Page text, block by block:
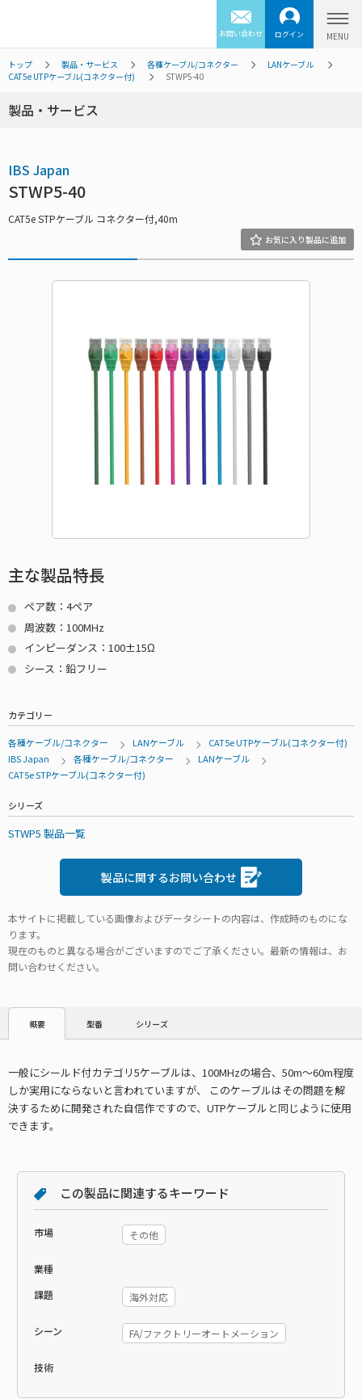
お問い合わせ ログイン
トップ 製品・サービス 各種ケーブル/コネクター
LANケーブル
CAT5e UTPケーブル(コネクター付)
STWP5-40
製品・サービス
IBS Japan
STWP5-40
CAT5e STPケーブル コネクター付,40m
主な製品特長
ペア数：4ペア
周波数：100MHz
インピーダンス：100±15Ω
シース：鉛フリー
カテゴリー
各種ケーブル/コネクター LANケーブル
CAT5e UTPケーブル(コネクター付)
IBS Japan
各種ケーブル/コネクター
LANケーブル
CAT5e STPケーブル(コネクター付)
シリーズ
STWP5 製品一覧
製品に関するお問い合わせ
本サイトに掲載している画像およびデータシートの内容は、作成時のものにな
ります。
現在のものと異なる場合がございますのでご了承ください。最新の情報は、お
問い合わせください。
概要 型番 シリーズ
一般にシールド付カテゴリ5ケーブルは、100MHzの場合、50m～60m程度
しか実用にならないと言われていますが、 このケーブルはその問題を解
決するために開発された自信作ですので、UTPケーブルと同じように使用
できます。
この製品に関連するキーワード
市場 その他
業種
課題
海外対応
シーン FA/ファクトリーオートメーション
技術